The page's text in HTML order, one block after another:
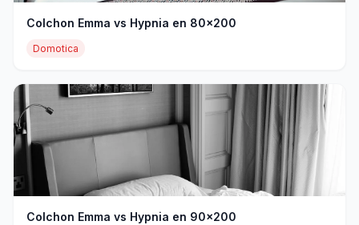
Colchon Emma vs Hypnia en 80x200
Domotica
Colchon Emma vs Hypnia en 90x200